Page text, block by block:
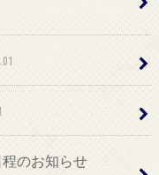
程のお知らせ